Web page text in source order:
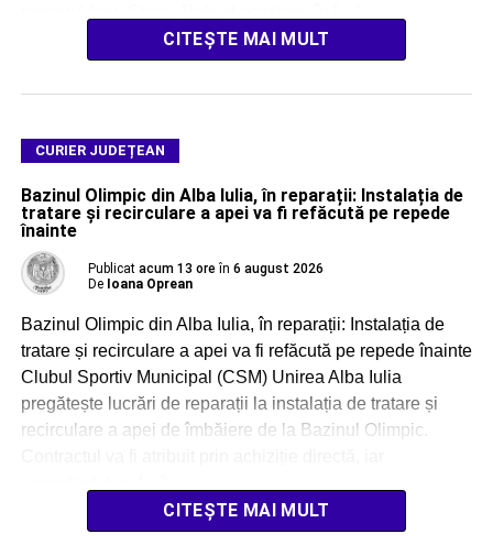
CITEȘTE MAI MULT
CURIER JUDEȚEAN
Bazinul Olimpic din Alba Iulia, în reparații: Instalația de
tratare și recirculare a apei va fi refăcută pe repede
înainte
Publicat acum 13 ore în 6 august 2026
De Ioana Oprean
Bazinul Olimpic din Alba Iulia, în reparații: Instalația de
tratare și recirculare a apei va fi refăcută pe repede înainte
Clubul Sportiv Municipal (CSM) Unirea Alba Iulia
pregătește lucrări de reparații la instalația de tratare și
recirculare a apei de îmbăiere de la Bazinul Olimpic.
CITEȘTE MAI MULT